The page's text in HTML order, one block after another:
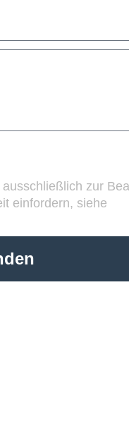
zur
einfordern, siehe